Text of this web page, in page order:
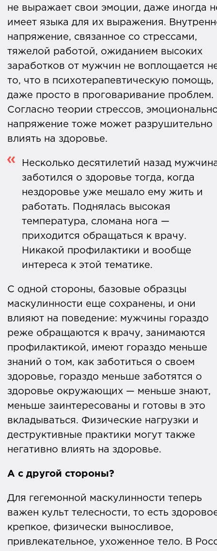
не выражает свои эмоции, даже иногда
имеет языка для их выражения.
напряжение, связанное со стрессами,
тяжелой работой, ожиданием высоких
заработков от мужчин не воплощается
то, что в психотерапевтическую помощь,
даже просто в проговаривание проблем.
Согласно теории стрессов,
напряжение тоже может разрушительно
влиять на здоровье.
Несколько десятилетий назад
заботился о здоровье тогда, когда
нездоровье уже мешало ему жить и
работать. Поднялась высокая
температура, сломана нога —
приходится обращаться к врачу.
Никакой профилактики и вообще
интереса к этой тематике.
С одной стороны, базовые образцы
маскулинности еще сохранены, и они
влияют на поведение: мужчины гораздо
реже обращаются к врачу, занимаются
профилактикой, имеют гораздо меньше
знаний о том, как заботиться о своем
здоровье, гораздо меньше заботятся о
здоровье окружающих — меньше знают,
меньше заинтересованы и готовы в это
вкладываться. Физические нагрузки и
деструктивные практики могут также
негативно влиять на здоровье.
А с другой стороны?
Для гегемонной маскулинности теперь
важен культ телесности, то есть
крепкое, физически выносливое,
привлекательное, ухоженное тело. В